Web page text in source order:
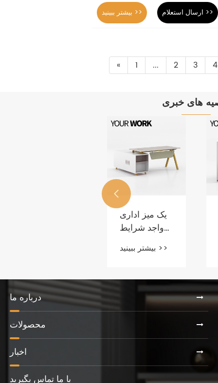
بیشتر ببینید >> ارسال استعلام >>
« 1 ... 2 3 4
های خبری
یک میز اداری
واجد شرایط
بیشتر ببینید >>

درباره ما
محصولات
اخبار
با ما تماس بگیرید